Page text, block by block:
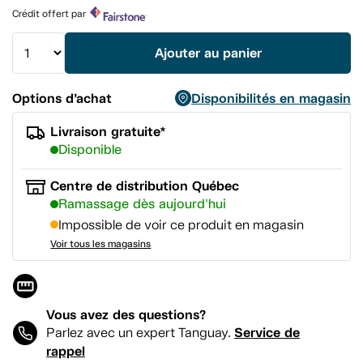
vers
la
Crédit offert par
Ajouter au panier
Options d’achat
Disponibilités en magasin
Livraison gratuite*
Disponible
Centre de distribution Québec
Ramassage dès aujourd'hui
Impossible de voir ce produit en magasin
Voir tous les magasins
Vous avez des questions?
Parlez avec un expert Tanguay. Service de
rappel